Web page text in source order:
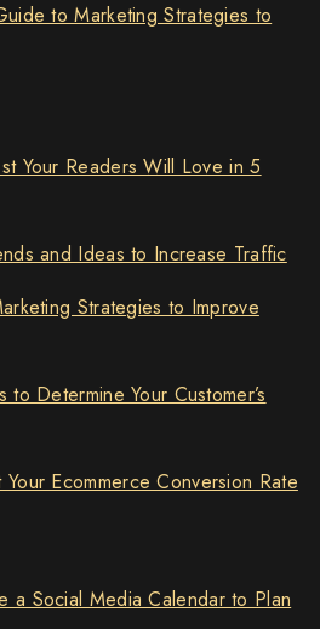
to Marketing Strategies to
Your Readers Will Love in 5
and Ideas to Increase Traffic
Strategies to Improve
Determine Your Customer’s
Ecommerce Conversion Rate
a Social Media Calendar to Plan